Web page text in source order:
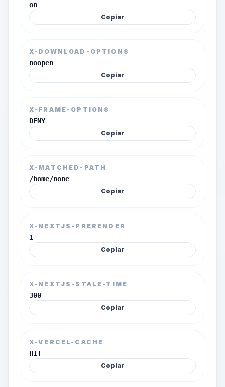
on
Copiar
X-DOWNLOAD-OPTIONS
noopen
Copiar
X-FRAME-OPTIONS
DENY
Copiar
X-MATCHED-PATH
/home/none
Copiar
X-NEXTJS-PRERENDER
1
Copiar
X-NEXTJS-STALE-TIME
300
Copiar
X-VERCEL-CACHE
HIT
Copiar